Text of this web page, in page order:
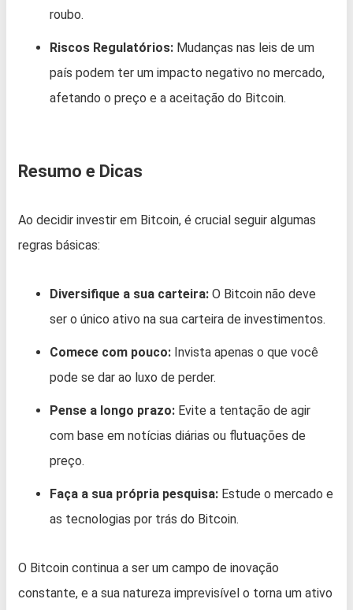
roubo.
Riscos Regulatórios: Mudanças nas leis de um
país podem ter um impacto negativo no mercado,
afetando o preço e a aceitação do Bitcoin.
Resumo e Dicas
Ao decidir investir em Bitcoin, é crucial seguir algumas
regras básicas:
Diversifique a sua carteira: O Bitcoin não deve
ser o único ativo na sua carteira de investimentos.
Comece com pouco: Invista apenas o que você
pode se dar ao luxo de perder.
Pense a longo prazo: Evite a tentação de agir
com base em notícias diárias ou flutuações de
preço.
Faça a sua própria pesquisa: Estude o mercado e
as tecnologias por trás do Bitcoin.
O Bitcoin continua a ser um campo de inovação
constante, e a sua natureza imprevisível o torna um ativo